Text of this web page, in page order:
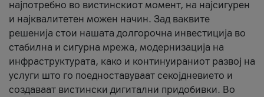
најпотребно во вистинскиот момент, на најсигурен
и најквалитетен можен начин. Зад ваквите
решенија стои нашата долгорочна инвестиција во
стабилна и сигурна мрежа, модернизација на
инфраструктурата, како и континуираниот развој на
услуги што го поедноставуваат секојдневието и
создаваат вистински дигитални придобивки. Во